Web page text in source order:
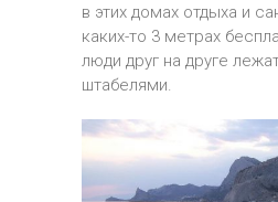
в этих домах отдыха и
каких-то 3 метрах
люди друг на друге
штабелями.